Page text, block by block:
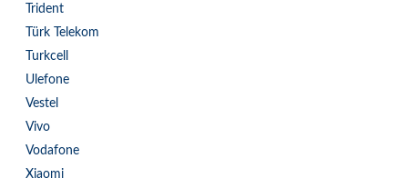
Trident
Türk Telekom
Turkcell
Ulefone
Vestel
Vivo
Vodafone
Xiaomi